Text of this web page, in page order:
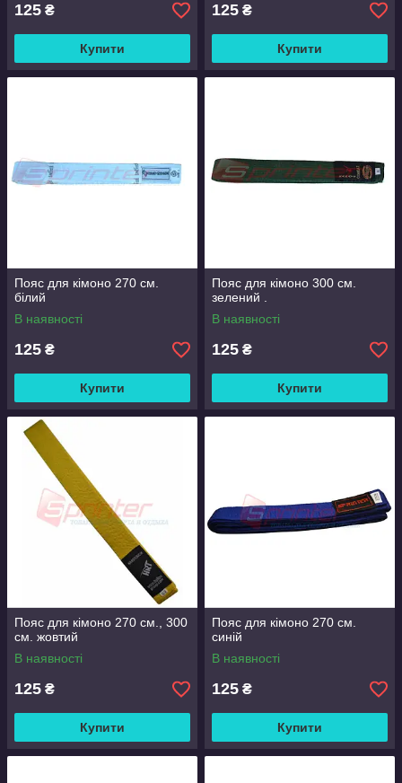
125 ₴
Купити
125 ₴
Купити
Пояс для кімоно 270 см.
білий
В наявності
125 ₴
Купити
Пояс для кімоно 300 см.
зелений .
В наявності
125 ₴
Купити
Пояс для кімоно 270 см., 300
см. жовтий
В наявності
125 ₴
Купити
Пояс для кімоно 270 см.
синій
В наявності
125 ₴
Купити